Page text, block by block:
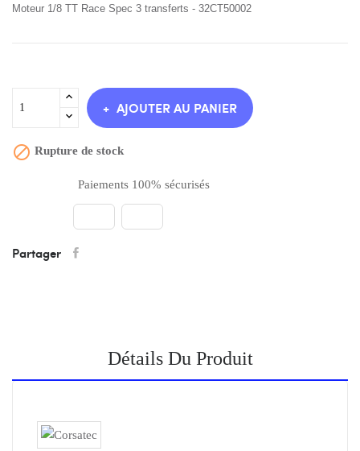
Moteur 1/8 TT Race Spec 3 transferts - 32CT50002
AJOUTER AU PANIER
 Rupture de stock
Paiements 100% sécurisés
Partager
Détails Du Produit